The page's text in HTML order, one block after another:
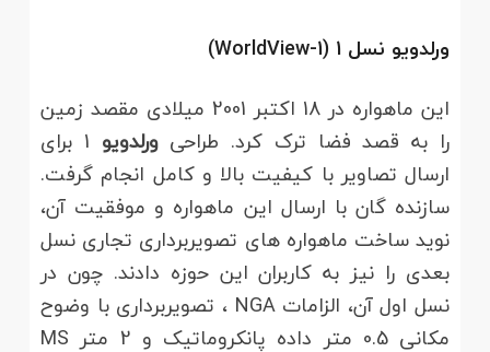
ورلدویو نسل 1 (WorldView-1)
این ماهواره در 18 اکتبر 2001 میلادی مقصد زمین
را به قصد فضا ترک کرد. طراحیورلدویو
1 برای
ارسال تصاویر با کیفیت بالا و کامل انجام گرفت.
سازنده گان با ارسال این ماهواره و موفقیت آن،
نوید ساخت ماهواره های تصویربرداری تجاری نسل
بعدی را نیز به کاربران این حوزه دادند. چون در
نسل اول آن، الزامات NGA ، تصویربرداری با وضوح
مکانی 0.5 متر داده پانکروماتیک و 2 متر MS